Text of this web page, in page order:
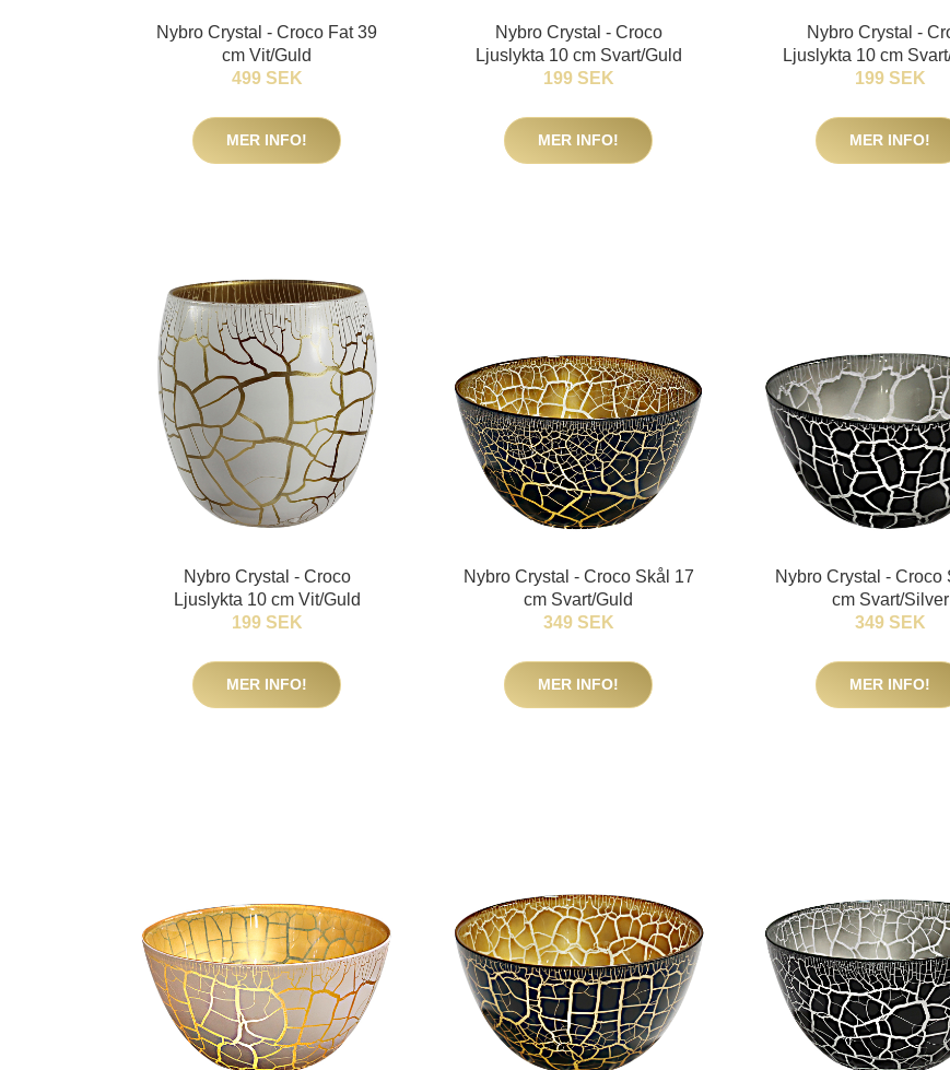
Nybro Crystal - Croco Fat 39
cm Vit/Guld
499 SEK
MER INFO!
Nybro Crystal - Croco
Ljuslykta 10 cm Svart/Guld
199 SEK
MER INFO!
Nybro Crystal -
Ljuslykta 10 cm
199 SEK
MER INFO!
Nybro Crystal - Croco
Ljuslykta 10 cm Vit/Guld
199 SEK
MER INFO!
Nybro Crystal - Croco Skål 17
cm Svart/Guld
349 SEK
MER INFO!
Nybro Crystal - Croco
cm Svart/Silver
349 SEK
MER INFO!